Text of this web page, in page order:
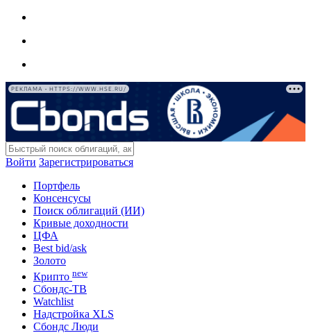
РЕКЛАМА • HTTPS://WWW.HSE.RU/
Войти Зарегистрироваться
Портфель
Консенсусы
Поиск облигаций (ИИ)
Кривые доходности
ЦФА
Best bid/ask
Золото
Крипто new
Сбондс-ТВ
Watchlist
Надстройка XLS
Сбондс Люди